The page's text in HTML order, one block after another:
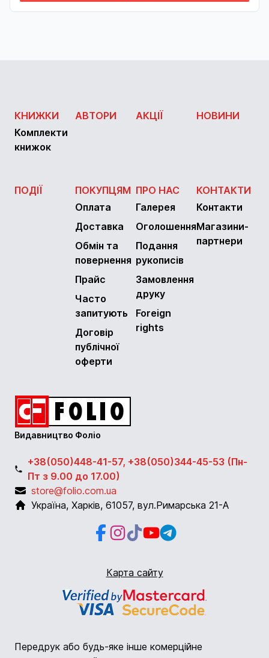
КНИЖКИ
Комплекти
книжок
АВТОРИ АКЦІЇ НОВИНИ
ПОДІЇ
ПОКУПЦЯМ
Оплата
Доставка
Обмін та
повернення
Прайс
Часто
запитують
Договір
публічної
оферти
ПРО НАС
Галерея
Оголошення
Подання
рукописів
Замовлення
друку
Foreign
rights
КОНТАКТИ
Контакти
Магазини-
партнери
Видавництво Фоліо
+38(050)448-41-57, +38(050)344-45-53 (Пн-
Пт з 9.00 до 17.00)
store@folio.com.ua
Україна, Харків, 61057, вул.Римарська 21-А
Facebook
Instagram
Instagram
YoutubeTelegram
Карта сайту
Передрук або будь-яке інше комерційне